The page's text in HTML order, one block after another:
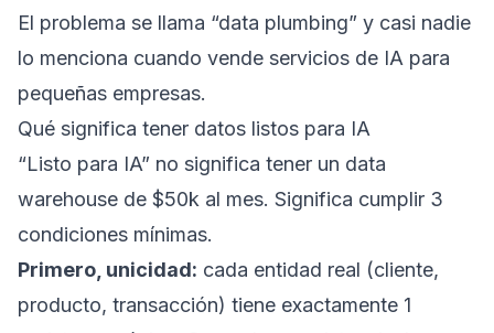
El problema se llama “data plumbing” y casi nadie
lo menciona cuando vende servicios de IA para
pequeñas empresas.
Qué significa tener datos listos para IA
“Listo para IA” no significa tener un data
warehouse de $50k al mes. Significa cumplir 3
condiciones mínimas.
Primero, unicidad: cada entidad real (cliente,
producto, transacción) tiene exactamente 1